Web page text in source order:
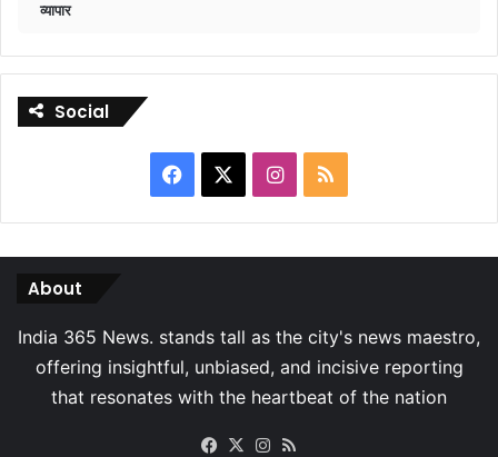
व्यापार
Social
Facebook Instagram
RSS
About
Facebook
X Instagram